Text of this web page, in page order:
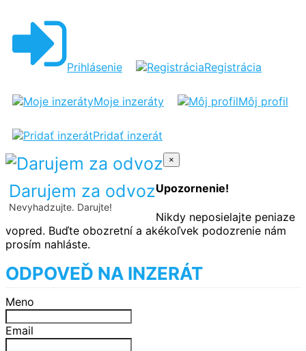
Prihlásenie Registrácia
Moje inzeráty Môj profil
Pridať inzerát
Darujem za odvoz
Nevyhadzujte. Darujte!
×
Upozornenie!
Nikdy neposielajte peniaze
vopred. Buďte obozretní a akékoľvek podozrenie nám
prosím nahláste.
ODPOVEĎ NA INZERÁT
Meno
Email